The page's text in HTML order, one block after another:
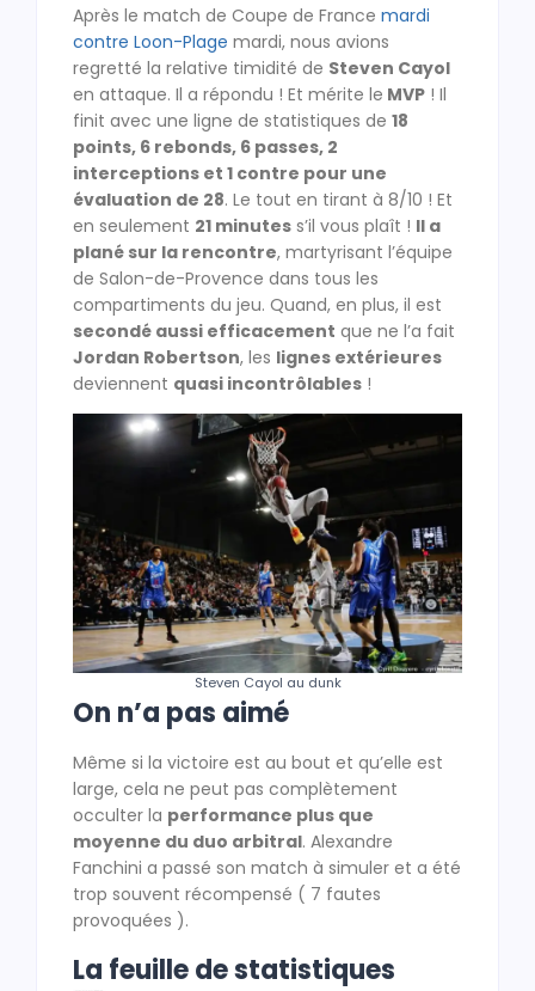
Après le match de Coupe de France mardi
contre Loon-Plage mardi, nous avions
regretté la relative timidité de Steven Cayol
en attaque. Il a répondu ! Et mérite le MVP ! Il
finit avec une ligne de statistiques de 18
points, 6 rebonds, 6 passes, 2
interceptions et 1 contre pour une
évaluation de 28. Le tout en tirant à 8/10 ! Et
en seulement 21 minutes s’il vous plaît ! Il a
plané sur la rencontre, martyrisant l’équipe
de Salon-de-Provence dans tous les
compartiments du jeu. Quand, en plus, il est
secondé aussi efficacement que ne l’a fait
Jordan Robertson, les lignes extérieures
deviennent quasi incontrôlables !
Steven Cayol au dunk
On n’a pas aimé
Même si la victoire est au bout et qu’elle est
large, cela ne peut pas complètement
occulter la performance plus que
moyenne du duo arbitral. Alexandre
Fanchini a passé son match à simuler et a été
trop souvent récompensé ( 7 fautes
provoquées ).
La feuille de statistiques